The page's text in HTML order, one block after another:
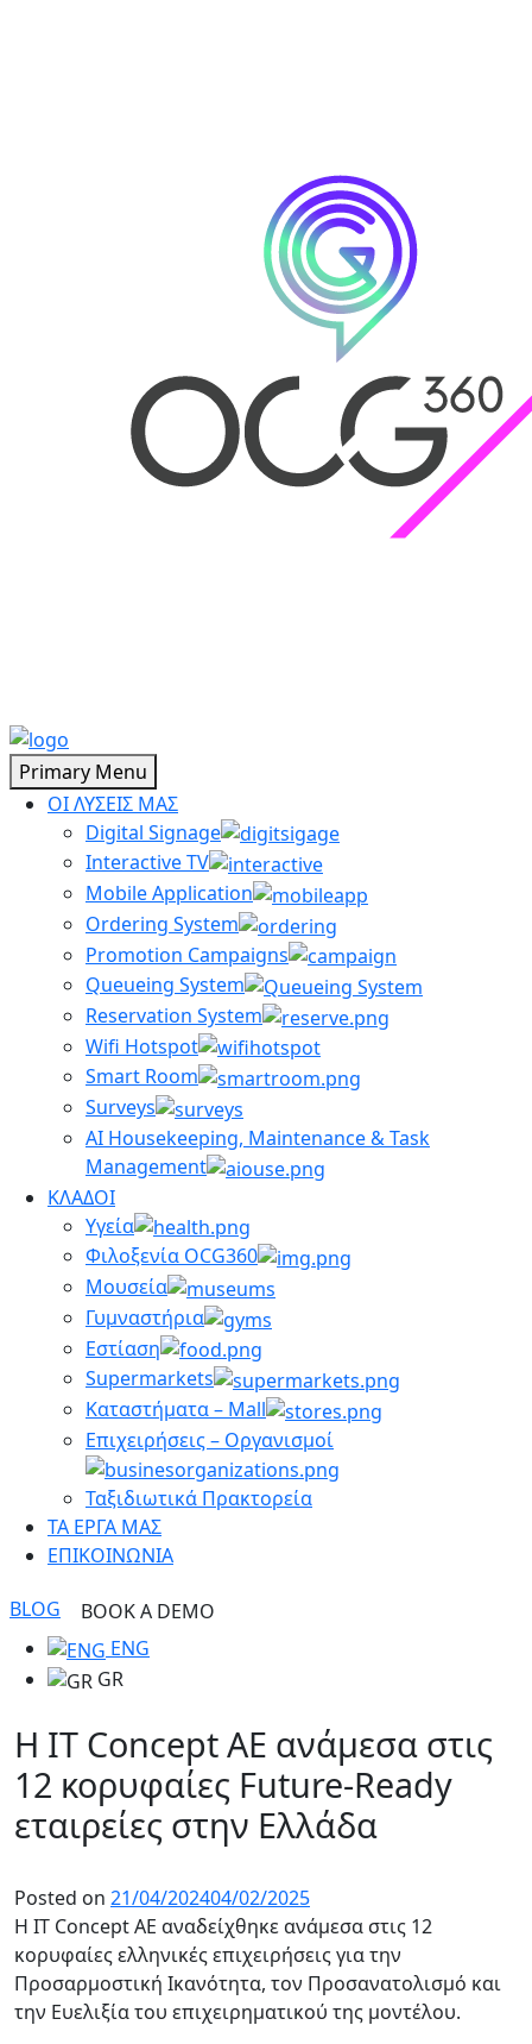
Primary Menu
ΟΙ ΛΥΣΕΙΣ ΜΑΣ
Digital Signage
Interactive TV
Mobile Application
Ordering System
Promotion Campaigns
Queueing System
Reservation System
Wifi Hotspot
Smart Room
Surveys
AI Housekeeping, Maintenance & Task
Management
ΚΛΑΔΟΙ
Υγεία
Φιλοξενία OCG360
Μουσεία
Γυμναστήρια
Εστίαση
Supermarkets
Καταστήματα – Mall
Επιχειρήσεις – Οργανισμοί
Ταξιδιωτικά Πρακτορεία
ΤΑ ΕΡΓΑ ΜΑΣ
ΕΠΙΚΟΙΝΩΝΙΑ
BLOG
BOOK A DEMO
ENG
GR
Η IT Concept AE ανάμεσα στις
12 κορυφαίες Future-Ready
εταιρείες στην Ελλάδα
Posted on 21/04/202404/02/2025
Η IT Concept AE αναδείχθηκε ανάμεσα στις 12
κορυφαίες ελληνικές επιχειρήσεις για την
Προσαρμοστική Ικανότητα, τον Προσανατολισμό και
την Ευελιξία του επιχειρηματικού της μοντέλου.